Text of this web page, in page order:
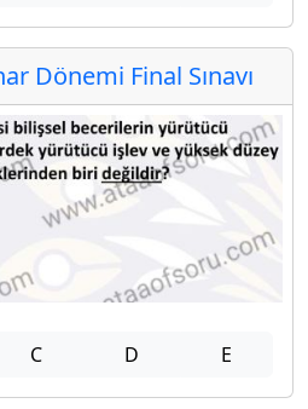
Dönemi Final Sınavı
C D E